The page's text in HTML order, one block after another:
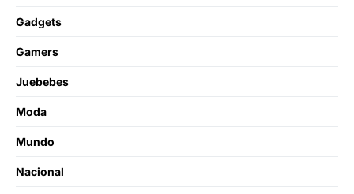
Gadgets
Gamers
Juebebes
Moda
Mundo
Nacional